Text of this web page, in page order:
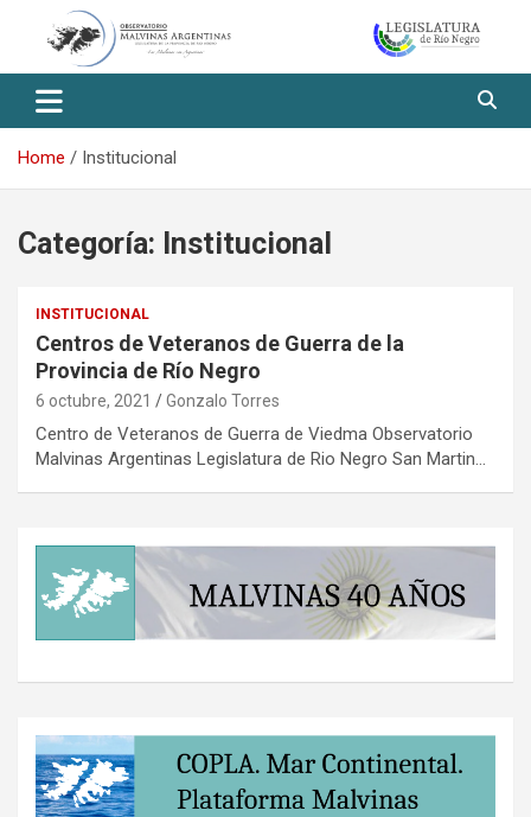
Observatorio Malvinas – Río
Negro
Home Institucional
Categoría: Institucional
INSTITUCIONAL
Centros de Veteranos de Guerra de la
Provincia de Río Negro
6 octubre, 2021 Gonzalo Torres
Centro de Veteranos de Guerra de Viedma Observatorio
Malvinas Argentinas Legislatura de Rio Negro San Martin…